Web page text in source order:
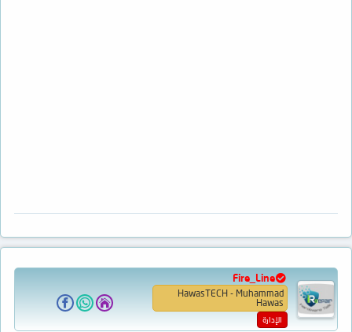
Fire_Line
HawasTECH - Muhammad
Hawas
الإدارة